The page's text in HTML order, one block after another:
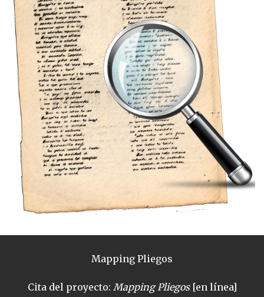
Mapping Pliegos
Cita del proyecto: Mapping Pliegos[en línea]